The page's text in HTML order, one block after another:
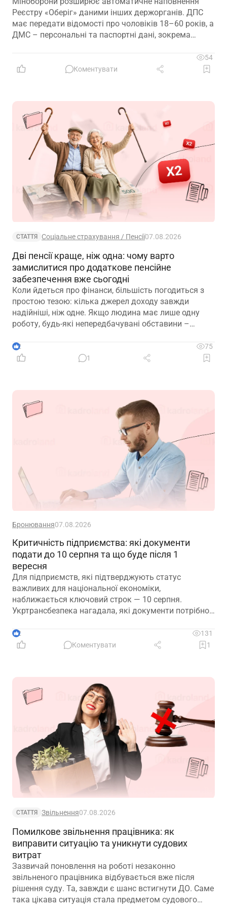
Реєстру «Оберіг» даними інших держорганів. ДПС
має передати відомості про чоловіків 18–60 років, а
ДМС – персональні та паспортні дані, зокрема
54
Коментувати
СТАТТЯ Соціальне страхування / Пенсії07.08.2026
Дві пенсії краще, ніж одна: чому варто
замислитися про додаткове пенсійне
забезпечення вже сьогодні
Коли йдеться про фінанси, більшість погодиться з
простою тезою: кілька джерел доходу завжди
надійніші, ніж одне. Якщо людина має лише одну
роботу, будь-які непередбачувані обставини –
окремій галузі – можуть миттєво позбавити її
доходу. Саме тому диверсифікація давно
застосовують до пенсійного забезпечення
2
75
1
Бронювання07.08.2026
Критичність підприємства: які документи
подати до 10 серпня та що буде після 1
вересня
Для підприємств, які підтверджують статус
важливих для національної економіки,
наближається ключовий строк — 10 серпня.
Укртрансбезпека нагадала, які документи потрібно
що очікує на компанії, які не встигнуть підтвердити
свій статус
2
131
Коментувати
1
СТАТТЯ Звільнення07.08.2026
Помилкове звільнення працівника: як
виправити ситуацію та уникнути судових
витрат
Зазвичай поновлення на роботі незаконно
звільненого працівника відбувається вже після
рішення суду. Та, завжди є шанс встигнути ДО. Саме
така цікава ситуація стала предметом судового